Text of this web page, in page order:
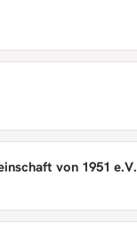
von 1951 e.V.